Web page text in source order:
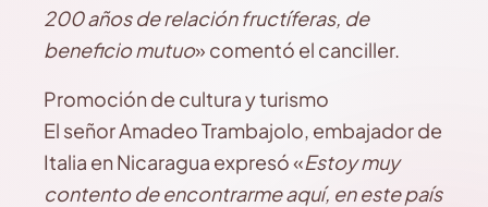
200 años de relación fructíferas, de
beneficio mutuo» comentó el canciller.
Promoción de cultura y turismo
El señor Amadeo Trambajolo, embajador de
Italia en Nicaragua expresó «Estoy muy
contento de encontrarme aquí, en este país